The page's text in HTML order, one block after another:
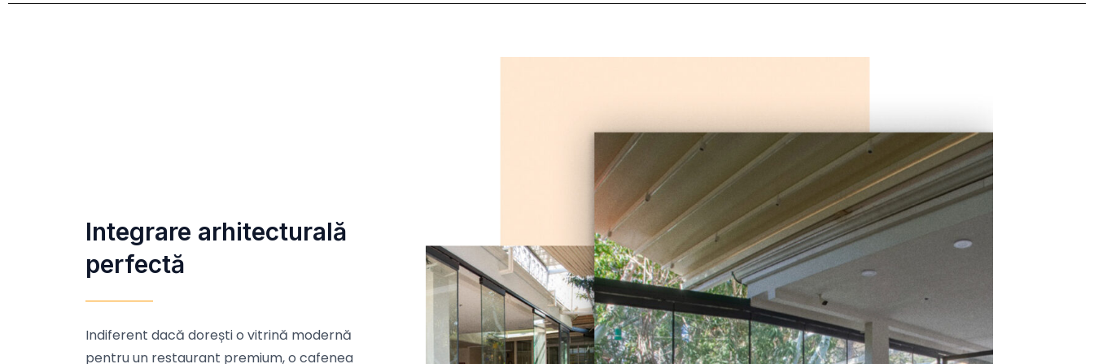
Integrare arhitecturală
perfectă
Indiferent dacă dorești o vitrină modernă
pentru un restaurant premium, o cafenea